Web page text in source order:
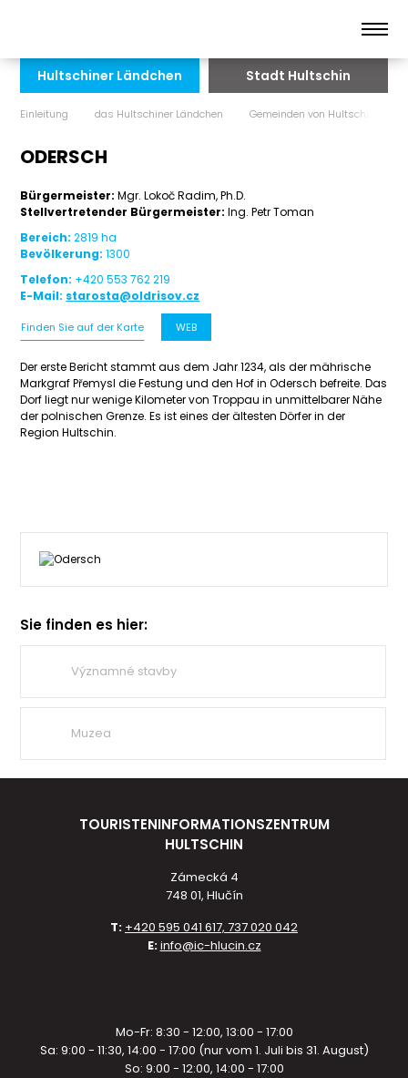
Hultschiner Ländchen Stadt Hultschin
Einleitung das Hultschiner Ländchen Gemeinden von Hultschin
ODERSCH
Bürgermeister:Mgr. Lokoč Radim, Ph.D.
Stellvertretender Bürgermeister:Ing. Petr Toman
Bereich:2819 ha
Bevölkerung:1300
Telefon: +420 553 762 219
E-Mail: starosta@oldrisov.cz
Finden Sie auf der Karte WEB
Der erste Bericht stammt aus dem Jahr 1234, als der mährische
Markgraf Přemysl die Festung und den Hof in Odersch befreite. Das
Dorf liegt nur wenige Kilometer von Troppau in unmittelbarer Nähe
der polnischen Grenze. Es ist eines der ältesten Dörfer in der
Region Hultschin.
Sie finden es hier:
Významné stavby
Muzea
TOURISTENINFORMATIONSZENTRUM
HULTSCHIN
Zámecká 4
748 01, Hlučín
T: +420 595 041 617, 737 020 042
E:info@ic-hlucin.cz
Mo-Fr: 8:30 - 12:00, 13:00 - 17:00
Sa: 9:00 - 11:30, 14:00 - 17:00 (nur vom 1. Juli bis 31. August)
So: 9:00 - 12:00, 14:00 - 17:00